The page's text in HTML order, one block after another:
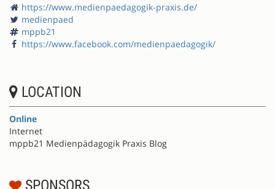
https://www.medienpaedagogik-praxis.de/
medienpaed
mppb21
https://www.facebook.com/medienpaedagogik/
LOCATION
Online
Internet
mppb21 Medienpädagogik Praxis Blog
SPONSORS